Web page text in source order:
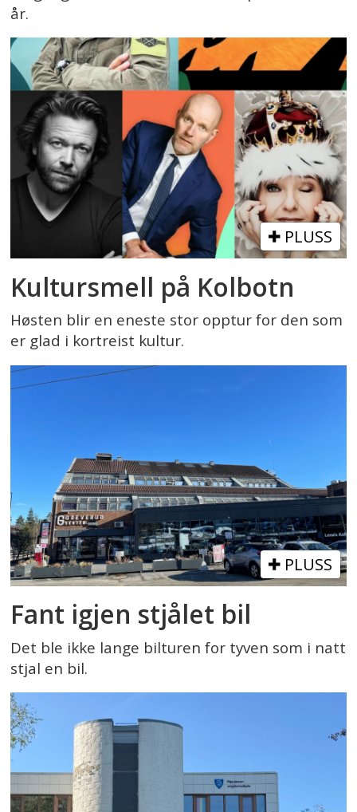
år.
PLUSS
Kultursmell på Kolbotn
Høsten blir en eneste stor opptur for den som
er glad i kortreist kultur.
PLUSS
Fant igjen stjålet bil
Det ble ikke lange bilturen for tyven som i natt
stjal en bil.